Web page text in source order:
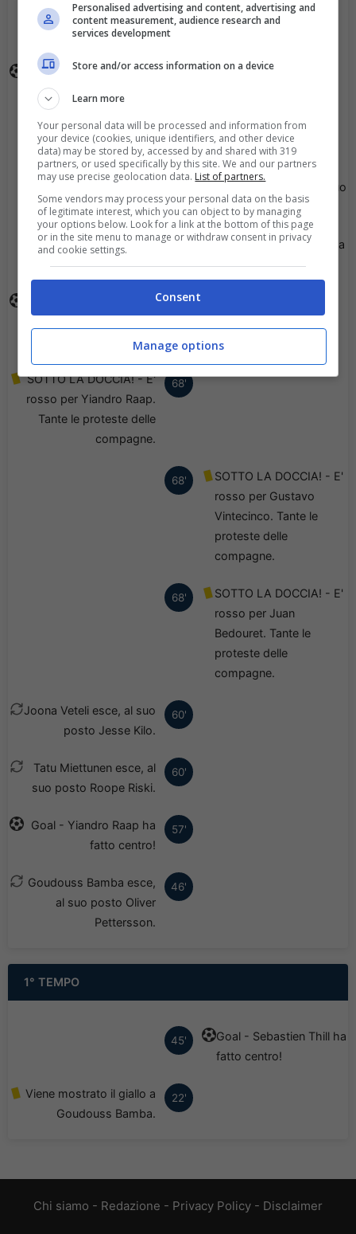
al suo posto Oskari
Multala.
Goal - Roope Riski ha
75'
Bruno Reis esce, al suo
posto Boris Mfoumou.
Elison Rivas esce, al suo
posto Simao Melhor.
Viene mostrato il giallo a
Bruno Reis.
Goal - Jardell Kanga del
rigore!
68'
SOTTO LA DOCCIA! - E'
rosso per Yiandro Raap.
Tante le proteste delle
compagne.
68'
SOTTO LA DOCCIA! - E'
rosso per Gustavo
Vintecinco. Tante le
proteste delle
compagne.
68'
SOTTO LA DOCCIA! - E'
rosso per Juan
Bedouret. Tante le
proteste delle
compagne.
60'
Joona Veteli esce, al suo
posto Jesse Kilo.
60'
Tatu Miettunen esce, al
suo posto Roope Riski.
57'
Goal - Yiandro Raap ha
fatto centro!
46'
Goudouss Bamba esce,
al suo posto Oliver
Pettersson.
1° TEMPO
45'
Goal - Sebastien Thill ha
fatto centro!
22'
Viene mostrato il giallo a
Goudouss Bamba.
Chi siamo - Redazione - Privacy Policy - Disclaimer
Personalised advertising and content, advertising and
content measurement, audience research and
services development
Store and/or access information on a device
Learn more
Your personal data will be processed and information from
your device (cookies, unique identifiers, and other device
data) may be stored by, accessed by and shared with 319
partners, or used specifically by this site. We and our partners
may use precise geolocation data. List of partners.
Some vendors may process your personal data on the basis
of legitimate interest, which you can object to by managing
your options below. Look for a link at the bottom of this page
or in the site menu to manage or withdraw consent in privacy
and cookie settings.
Consent
Manage options